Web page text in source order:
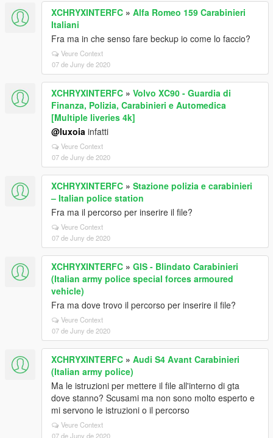
XCHRYXINTERFC » Alfa Romeo 159 Carabinieri
Italiani
Fra ma in che senso fare beckup io come lo faccio?
Veure Context
07 de Juny de 2020
XCHRYXINTERFC » Volvo XC90 - Guardia di
Finanza, Polizia, Carabinieri e Automedica
[Multiple liveries 4k]
@luxoia infatti
Veure Context
07 de Juny de 2020
XCHRYXINTERFC » Stazione polizia e carabinieri
– Italian police station
Fra ma il percorso per inserire il file?
Veure Context
07 de Juny de 2020
XCHRYXINTERFC » GIS - Blindato Carabinieri
(Italian army police special forces armoured
vehicle)
Fra ma dove trovo il percorso per inserire il file?
Veure Context
07 de Juny de 2020
XCHRYXINTERFC » Audi S4 Avant Carabinieri
(Italian army police)
Ma le istruzioni per mettere il file all'interno di gta
dove stanno? Scusami ma non sono molto esperto e
mi servono le istruzioni o il percorso
Veure Context
07 de Juny de 2020